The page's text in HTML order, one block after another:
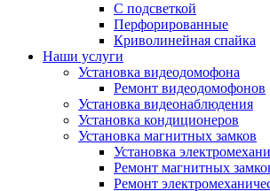
С подсветкой
Перфорированные
Криволинейная спайка
Наши услуги
Установка видеодомофона
Ремонт видеодомофонов
Установка видеонаблюдения
Установка кондиционеров
Установка магнитных замков
Установка
Ремонт магнитных
Ремонт